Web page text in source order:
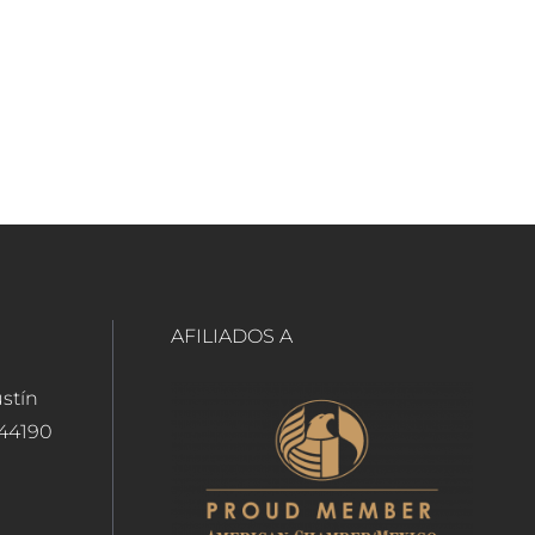
AFILIADOS A